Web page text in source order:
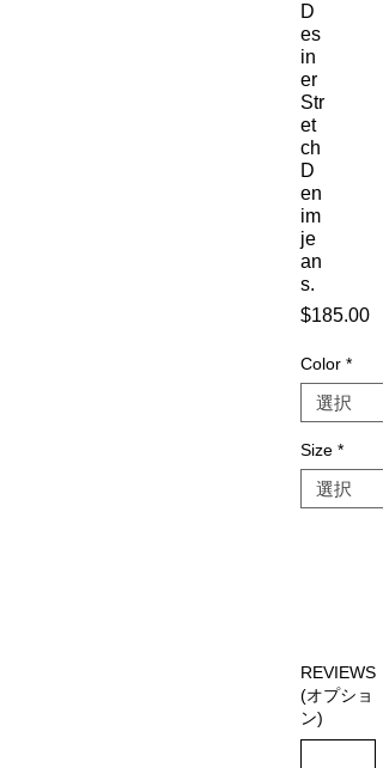
D
es
in
er
Str
et
ch
D
en
im
je
an
s.
$185.00価
Color *
Size *
REVIEWS
(オプショ
ン)